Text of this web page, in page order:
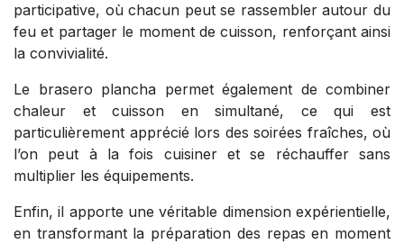
participative, où chacun peut se rassembler autour du
feu et partager le moment de cuisson, renforçant ainsi
la convivialité.
Le brasero plancha permet également de combiner
chaleur et cuisson en simultané, ce qui est
particulièrement apprécié lors des soirées fraîches, où
l’on peut à la fois cuisiner et se réchauffer sans
multiplier les équipements.
Enfin, il apporte une véritable dimension expérientielle,
en transformant la préparation des repas en moment